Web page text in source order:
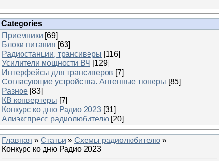
Categories
Приемники [69]
Блоки питания [63]
Радиостанции, трансиверы [116]
Усилители мощности ВЧ [129]
Интерфейсы для трансиверов [7]
Согласующие устройства. Антенные тюнеры [85]
Разное [83]
КВ конвертеры [7]
Конкурс ко дню Радио 2023 [31]
Алиэкспресс радиолюбителю [20]
Главная » Статьи » Схемы радиолюбителю »
Конкурс ко дню Радио 2023